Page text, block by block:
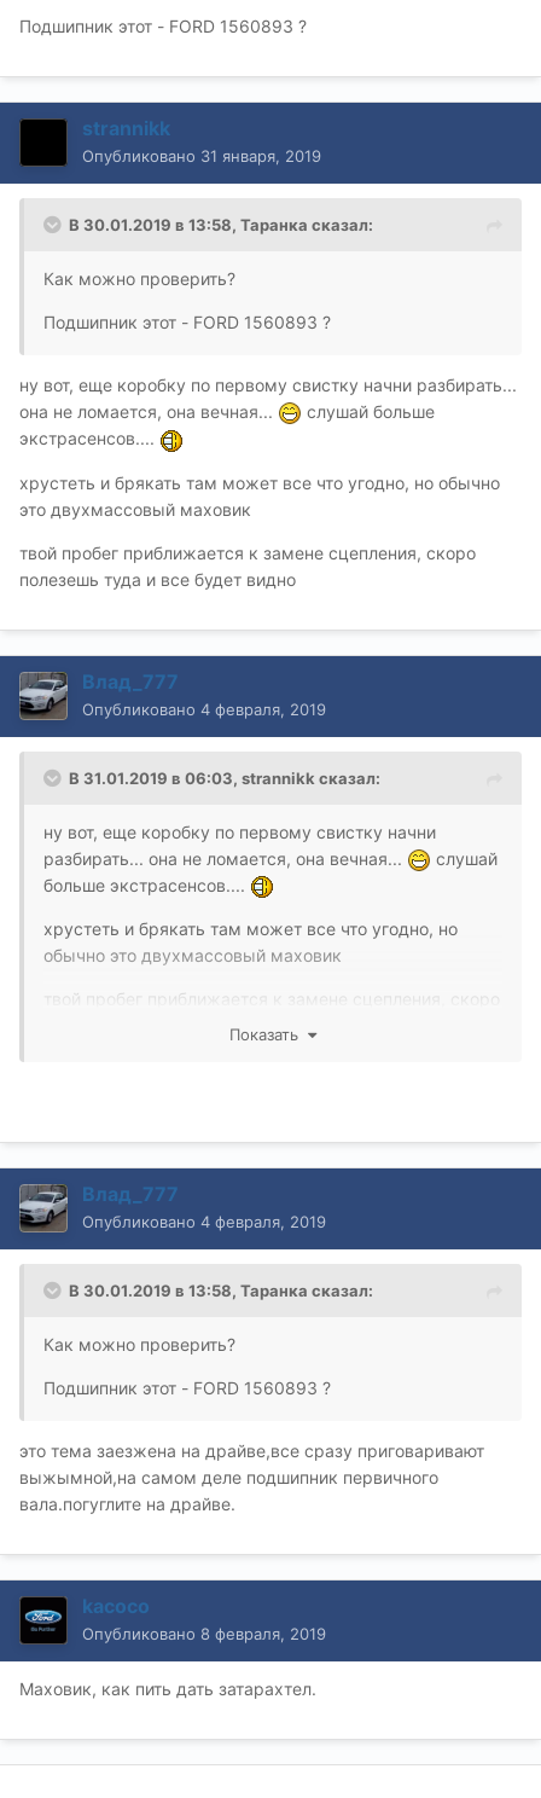
Подшипник этот - FORD 1560893 ?
strannikk
Опубликовано 31 января, 2019
В 30.01.2019 в 13:58, Таранка сказал:
Как можно проверить?
Подшипник этот - FORD 1560893 ?
ну вот, еще коробку по первому свистку начни разбирать...
она не ломается, она вечная...
слушай больше
экстрасенсов....
хрустеть и брякать там может все что угодно, но обычно
это двухмассовый маховик
твой пробег приближается к замене сцепления, скоро
полезешь туда и все будет видно
Влад_777
Опубликовано 4 февраля, 2019
В 31.01.2019 в 06:03, strannikk сказал:
ну вот, еще коробку по первому свистку начни
разбирать... она не ломается, она вечная...
слушай
больше экстрасенсов....
хрустеть и брякать там может все что угодно, но
обычно это двухмассовый маховик
твой пробег приближается к замене сцепления, скоро
полезешь туда и все будет видно Вам далеко до
Показать
Влад_777
Опубликовано 4 февраля, 2019
В 30.01.2019 в 13:58, Таранка сказал:
Как можно проверить?
Подшипник этот - FORD 1560893 ?
это тема заезжена на драйве,все сразу приговаривают
выжымной,на самом деле подшипник первичного
вала.погуглите на драйве.
kacoco
Опубликовано 8 февраля, 2019
Маховик, как пить дать затарахтел.